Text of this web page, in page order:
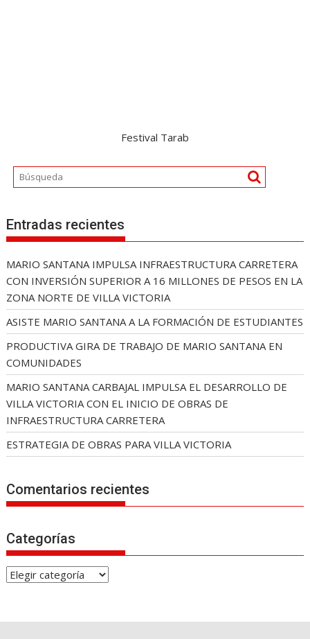
Festival Tarab
Entradas recientes
MARIO SANTANA IMPULSA INFRAESTRUCTURA CARRETERA
CON INVERSIÓN SUPERIOR A 16 MILLONES DE PESOS EN LA
ZONA NORTE DE VILLA VICTORIA
ASISTE MARIO SANTANA A LA FORMACIÓN DE ESTUDIANTES
PRODUCTIVA GIRA DE TRABAJO DE MARIO SANTANA EN
COMUNIDADES
MARIO SANTANA CARBAJAL IMPULSA EL DESARROLLO DE
VILLA VICTORIA CON EL INICIO DE OBRAS DE
INFRAESTRUCTURA CARRETERA
ESTRATEGIA DE OBRAS PARA VILLA VICTORIA
Comentarios recientes
Categorías
C
e